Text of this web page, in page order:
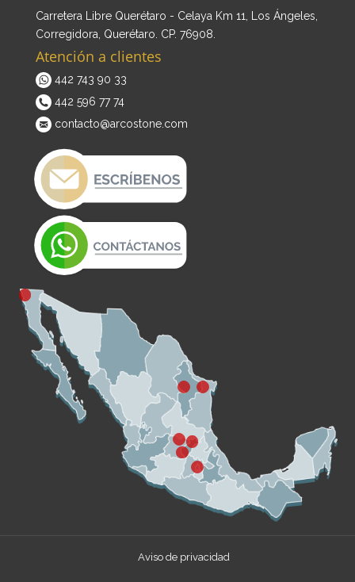
Carretera Libre Querétaro - Celaya Km 11, Los Ángeles,
Corregidora, Querétaro. CP. 76908.
Atención a clientes
442 743 90 33
442 596 77 74
contacto@arcostone.com
Aviso de privacidad